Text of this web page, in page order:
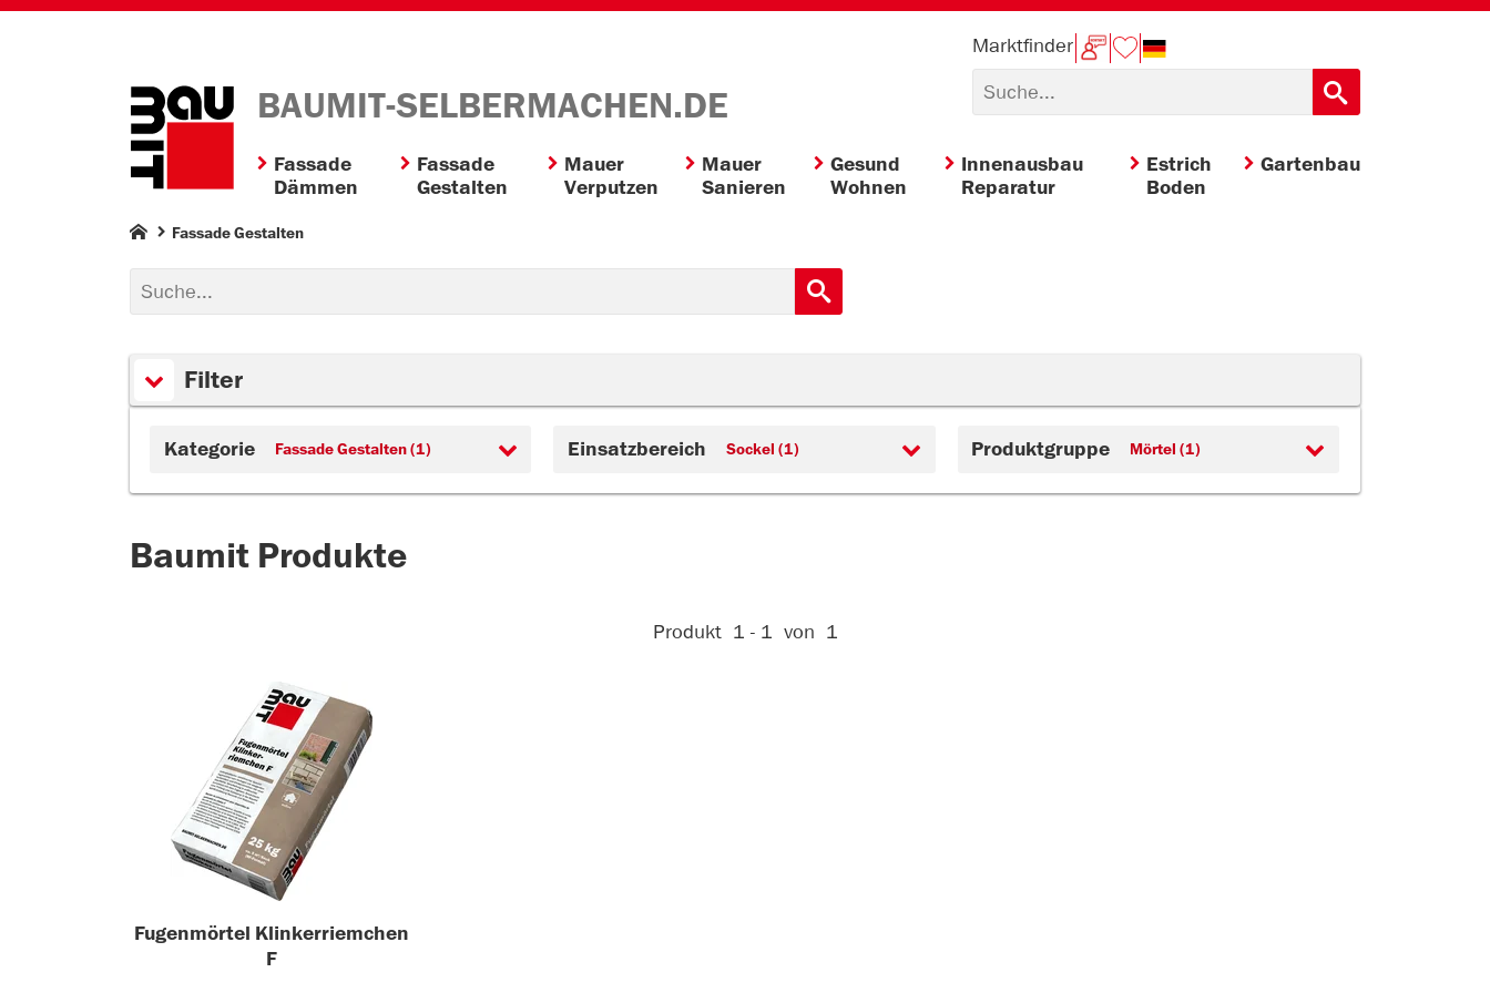
BAUMIT-SELBERMACHEN.DE
Marktfinder
Fassade
Dämmen
Fassade
Gestalten
Mauer
Verputzen
Mauer
Sanieren
Gesund
Wohnen
Innenausbau
Reparatur
Estrich
Boden
Gartenbau
Fassade Gestalten
Filter
Kategorie Fassade Gestalten (1) Einsatzbereich Sockel (1) Produktgruppe Mörtel (1)
Baumit Produkte
Aktive Filter:
Produkt 1 - 1 von 1
Fugenmörtel Klinkerriemchen
F